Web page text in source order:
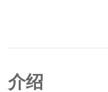
介绍